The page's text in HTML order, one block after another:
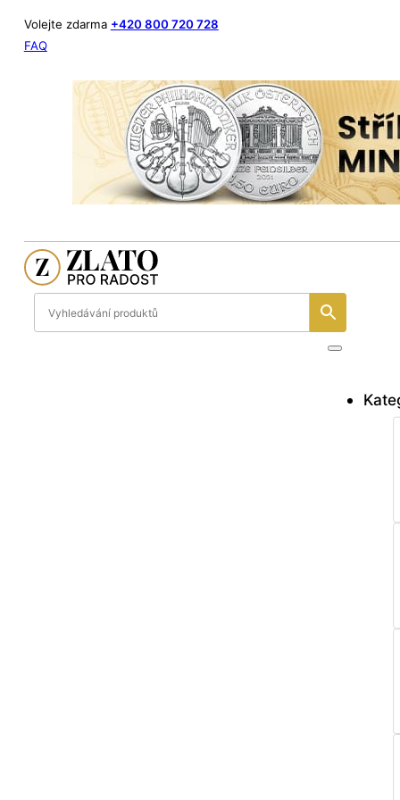
Volejte zdarma +420 800 720 728
FAQ